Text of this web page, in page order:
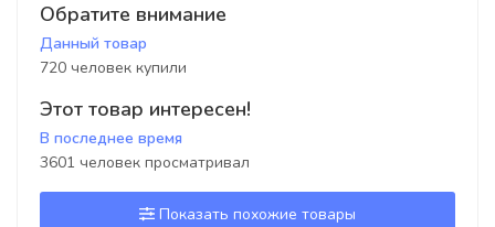
Обратите внимание
Данный товар
720 человек купили
Этот товар интересен!
В последнее время
3601 человек просматривал
Показать похожие товары